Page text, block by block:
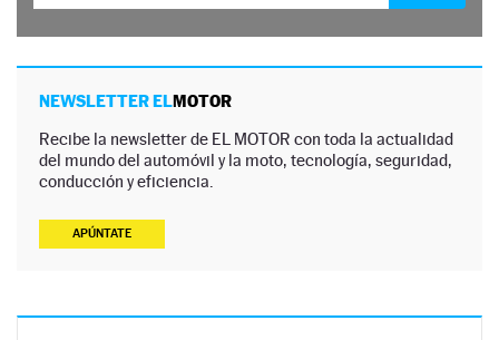
NEWSLETTER ELMOTOR
Recibe la newsletter de EL MOTOR con toda la actualidad
del mundo del automóvil y la moto, tecnología, seguridad,
conducción y eficiencia.
APÚNTATE